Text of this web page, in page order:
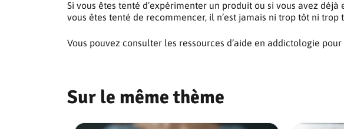
Si vous êtes tenté d’expérimenter un produit ou si vous avez
vous êtes tenté de recommencer, il n’est jamais ni trop tôt ni
Vous pouvez consulter les ressources d’aide en addictologie
Sur le même thème